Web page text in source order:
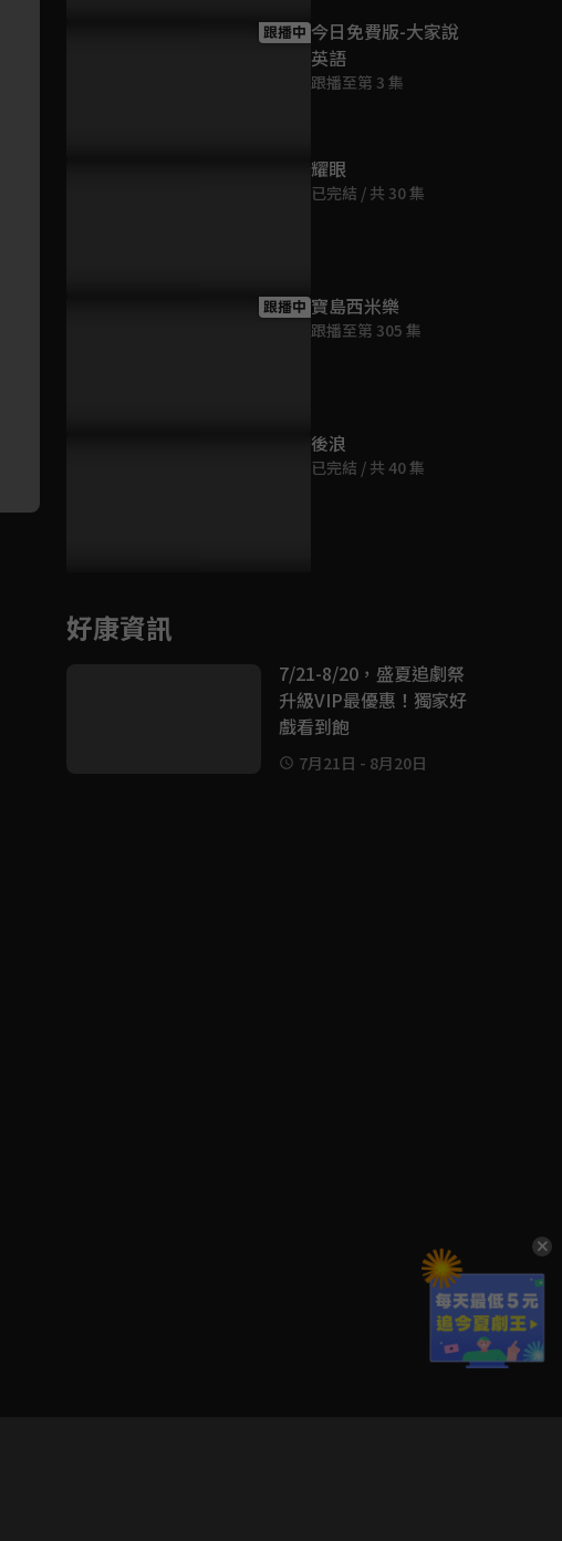
跟播中 今日免費版-大家說
英語
跟播至第 3 集
耀眼
已完結 / 共 30 集
跟播中 寶島西米樂
跟播至第 305 集
後浪
已完結 / 共 40 集
好康資訊
7/21-8/20，盛夏追劇祭
升級VIP最優惠！獨家好
戲看到飽
7月21日 - 8月20日